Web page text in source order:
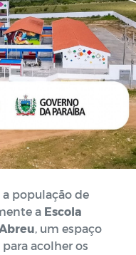
a população de
a Escola
, um espaço
acolher os